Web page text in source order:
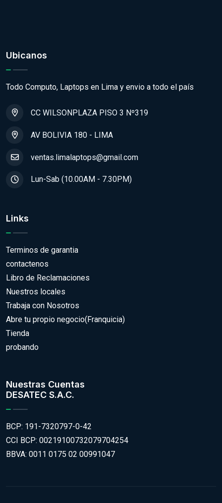
Ubicanos
Todo Computo, Laptops en Lima y envio a todo el país
CC WILSONPLAZA PISO 3 Nº319
AV BOLIVIA 180 - LIMA
ventas.limalaptops@gmail.com
Lun-Sab (10.00AM - 7.30PM)
Links
Terminos de garantia
contactenos
Libro de Reclamaciones
Nuestros locales
Trabaja con Nosotros
Abre tu propio negocio(Franquicia)
Tienda
probando
Nuestras Cuentas
DESATEC S.A.C.
BCP: 191-7320797-0-42
CCI BCP: 00219100732079704254
BBVA: 0011 0175 02 00991047